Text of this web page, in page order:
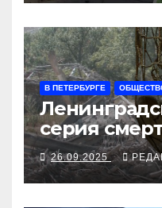
В ПЕТЕРБУРГЕ
серия
26.09.2025